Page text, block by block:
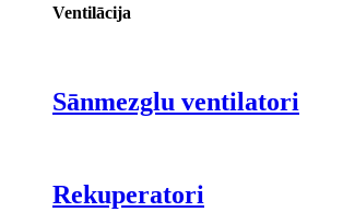
Ventilācija
Sānmezglu ventilatori
Rekuperatori